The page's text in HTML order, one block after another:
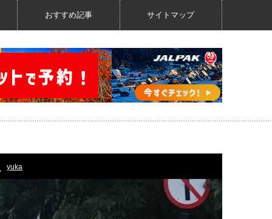
おすすめ記事 サイトマップ
yuka